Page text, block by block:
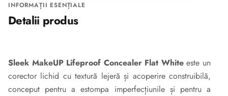
INFORMAȚII ESENȚIALE
Detalii produs
Sleek MakeUP Lifeproof Concealer Flat Whiteeste un
corector lichid cu textură lejeră și acoperire construibilă,
conceput pentru a estompa imperfecțiunile și pentru a